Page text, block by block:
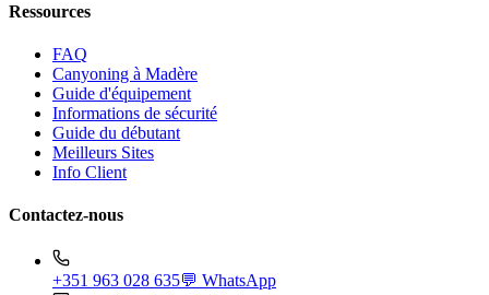
Ressources
FAQ
Canyoning à Madère
Guide d'équipement
Informations de sécurité
Guide du débutant
Meilleurs Sites
Info Client
Contactez-nous
+351 963 028 635💬 WhatsApp